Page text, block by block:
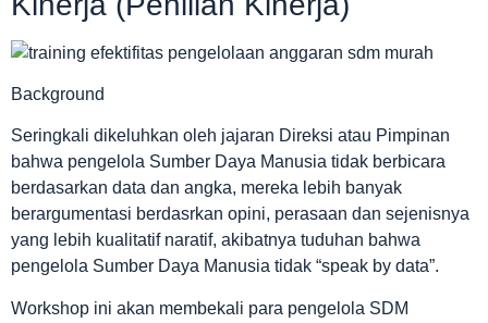
Background
Seringkali dikeluhkan oleh jajaran Direksi atau Pimpinan
bahwa pengelola Sumber Daya Manusia tidak berbicara
berdasarkan data dan angka, mereka lebih banyak
berargumentasi berdasrkan opini, perasaan dan sejenisnya
yang lebih kualitatif naratif, akibatnya tuduhan bahwa
pengelola Sumber Daya Manusia tidak “speak by data”.
Workshop ini akan membekali para pengelola SDM